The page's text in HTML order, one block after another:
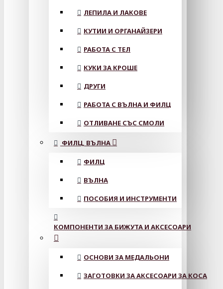
ЛЕПИЛА И ЛАКОВЕ
КУТИИ И ОРГАНАЙЗЕРИ
РАБОТА С ТЕЛ
КУКИ ЗА КРОШЕ
ДРУГИ
РАБОТА С ВЪЛНА И ФИЛЦ
ОТЛИВАНЕ СЪС СМОЛИ
ФИЛЦ, ВЪЛНА
ФИЛЦ
ВЪЛНА
ПОСОБИЯ И ИНСТРУМЕНТИ
КОМПОНЕНТИ ЗА БИЖУТА И АКСЕСОАРИ
ОСНОВИ ЗА МЕДАЛЬОНИ
ЗАГОТОВКИ ЗА АКСЕСОАРИ ЗА КОСА